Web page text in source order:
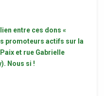
entre ces dons «
promoteurs actifs sur la
et rue Gabrielle
Nous si !